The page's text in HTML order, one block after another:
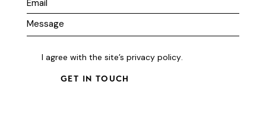
I agree with the site’sprivacy policy.